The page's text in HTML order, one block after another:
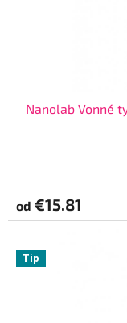
Nanolab Vonné
od €15.81
Tip